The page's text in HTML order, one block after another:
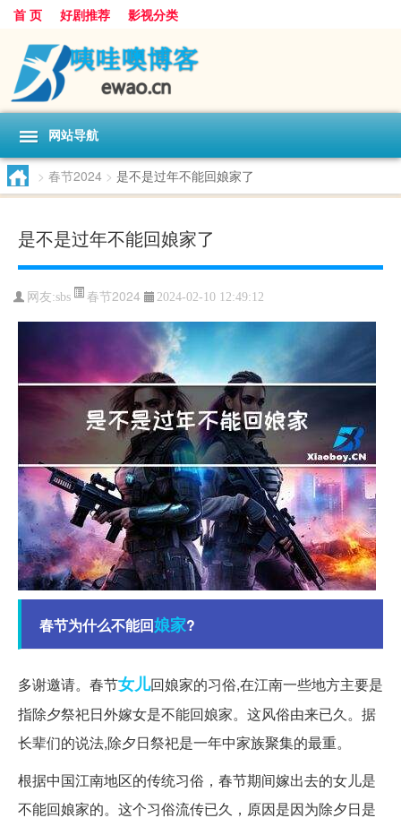
首 页 好剧推荐 影视分类
网站导航
> 春节2024 > 是不是过年不能回娘家了
是不是过年不能回娘家了
网友:sbs 春节2024 2024-02-10 12:49:12
春节为什么不能回娘家?
多谢邀请。春节女儿回娘家的习俗,在江南一些地方主要是
指除夕祭祀日外嫁女是不能回娘家。这风俗由来已久。据
长辈们的说法,除夕日祭祀是一年中家族聚集的最重。
根据中国江南地区的传统习俗，春节期间嫁出去的女儿是
不能回娘家的。这个习俗流传已久，原因是因为除夕日是